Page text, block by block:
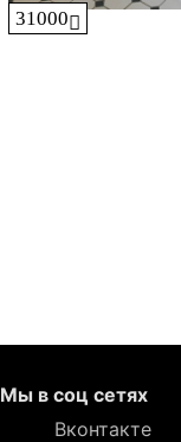
31000
Мы в соц сетях
Вконтакте